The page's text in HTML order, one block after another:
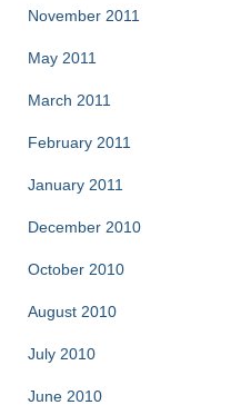
November 2011
May 2011
March 2011
February 2011
January 2011
December 2010
October 2010
August 2010
July 2010
June 2010